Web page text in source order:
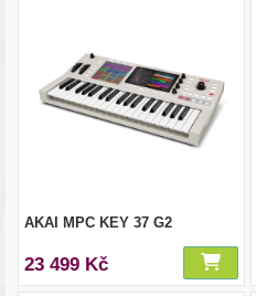
AKAI MPC KEY 37 G2
23 499 Kč